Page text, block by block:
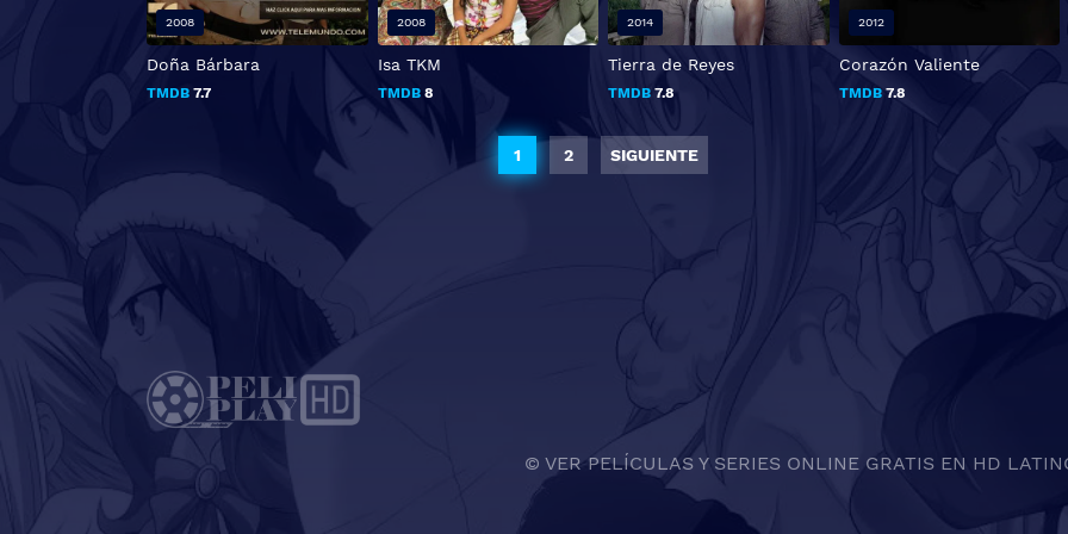
Doña Bárbara
TMDB 7.7
2008
Isa TKM
TMDB8
2008
Tierra de Reyes
TMDB 7.8
2014
Corazón Valiente
TMDB7.8
2012
1 2 SIGUIENTE
© VER PELÍCULAS Y SERIES ONLINE GRATIS EN HD